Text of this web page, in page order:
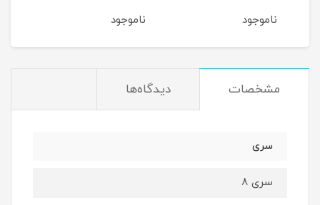
ناموجود ناموجود
مشخصات دیدگاه‌ها
سری
سری 8